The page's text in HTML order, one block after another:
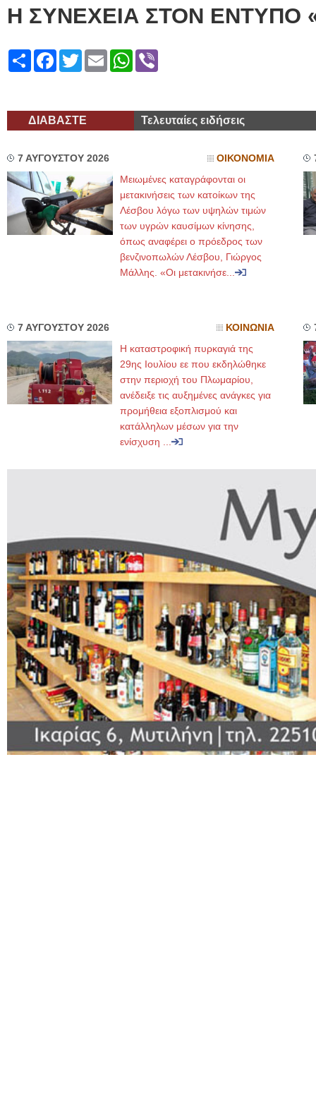
Η ΣΥΝΕΧΕΙΑ ΣΤΟΝ ΕΝΤΥΠΟ
ShareFacebook
TwitterEmailWhatsApp
ΔΙΑΒΑΣΤΕ Τελευταίες ειδήσεις
7 ΑΥΓΟΥΣΤΟΥ 2026 ΟΙΚΟΝΟΜΙΑ
Μειωμένες καταγράφονται οι
μετακινήσεις των κατοίκων της
Λέσβου λόγω των υψηλών τιμών
των υγρών καυσίμων κίνησης,
όπως αναφέρει ο πρόεδρος των
βενζινοπωλών Λέσβου, Γιώργος
Μάλλης. «Οι μετακινήσε...
7 ΑΥΓΟΥΣΤΟΥ 2026 ΚΟΙΝΩΝΙΑ
Η καταστροφική πυρκαγιά της
29ης Ιουλίου εε που εκδηλώθηκε
στην περιοχή του Πλωμαρίου,
ανέδειξε τις αυξημένες ανάγκες για
προμήθεια εξοπλισμού και
κατάλληλων μέσων για την
ενίσχυση ...